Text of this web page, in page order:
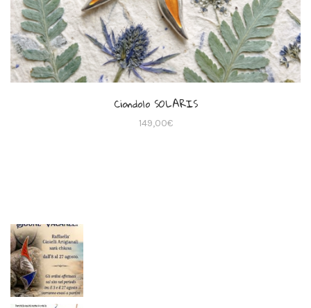
Ciondolo SOLARIS
149,00€